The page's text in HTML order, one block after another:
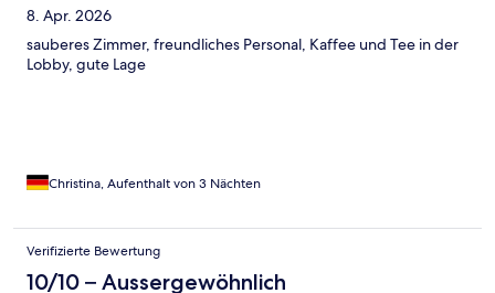
8. Apr. 2026
sauberes Zimmer, freundliches Personal, Kaffee und Tee in der
Lobby, gute Lage
Christina, Aufenthalt von 3 Nächten
Verifizierte Bewertung
10/10 – Aussergewöhnlich